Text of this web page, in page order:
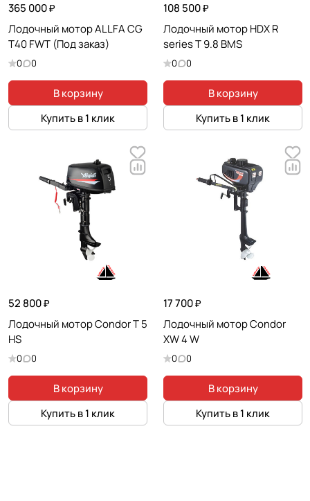
365 000 ₽
Лодочный мотор ALLFA CG
T40 FWT (Под заказ)
0 0
В корзину
Купить в 1 клик
108 500 ₽
Лодочный мотор HDX R
series T 9.8 BMS
0 0
В корзину
Купить в 1 клик
52 800 ₽
Лодочный мотор Condor T 5
HS
0 0
В корзину
Купить в 1 клик
17 700 ₽
Лодочный мотор Condor
XW 4 W
0 0
В корзину
Купить в 1 клик